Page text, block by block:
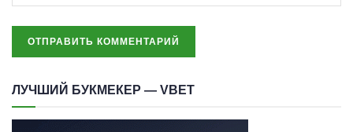
ЛУЧШИЙ БУКМЕКЕР — VBET